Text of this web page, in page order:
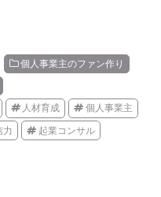
個人事業主のファン作り
人材育成 個人事業主
力 起業コンサル